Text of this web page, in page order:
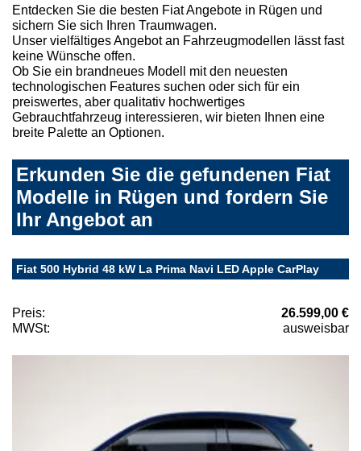
Entdecken Sie die besten Fiat Angebote in Rügen und
sichern Sie sich Ihren Traumwagen.
Unser vielfältiges Angebot an Fahrzeugmodellen lässt fast
keine Wünsche offen.
Ob Sie ein brandneues Modell mit den neuesten
technologischen Features suchen oder sich für ein
preiswertes, aber qualitativ hochwertiges
Gebrauchtfahrzeug interessieren, wir bieten Ihnen eine
breite Palette an Optionen.
Erkunden Sie die gefundenen Fiat
Modelle in Rügen und fordern Sie
Ihr Angebot an
Fiat 500 Hybrid 48 kW La Prima Navi LED Apple CarPlay
Preis:
26.599,00 €
MWSt:
ausweisbar